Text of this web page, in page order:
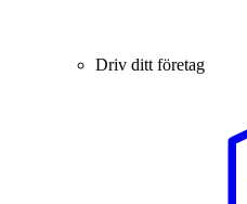
Driv ditt företag